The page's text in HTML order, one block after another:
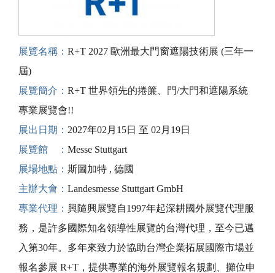
展覽名稱： R+T 2027 歐洲最大門窗遮陽技術展 (三年一
屆)
展覽簡介： R+T 世界領先的捲簾、門/大門和遮陽系統
專業展覽會!!
展出日期： 2027年02月15日 至 02月19日
展覽館 ： Messe Stuttgart
展場地點： 斯圖加特 , 德國
主辦大會： Landesmesse Stuttgart GmbH
專業代理： 興隨興展覽自1997年起深耕國外展覽代理服
務，是許多國際知名領導性展覽的台灣代理，至今已邁
入第30年。多年來致力於協助台灣企業拓展國際市場並
報名參展 R+T，提供專業的海外展覽報名規劃、攤位申